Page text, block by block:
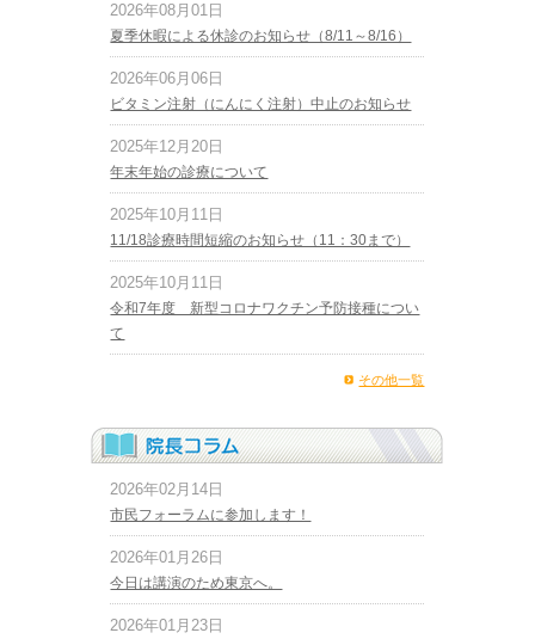
2026年08月01日
夏季休暇による休診のお知らせ（8/11～8/16）
2026年06月06日
ビタミン注射（にんにく注射）中止のお知らせ
2025年12月20日
年末年始の診療について
2025年10月11日
11/18診療時間短縮のお知らせ（11：30まで）
2025年10月11日
令和7年度 新型コロナワクチン予防接種につい
て
その他一覧
2026年02月14日
市民フォーラムに参加します！
2026年01月26日
今日は講演のため東京へ。
2026年01月23日